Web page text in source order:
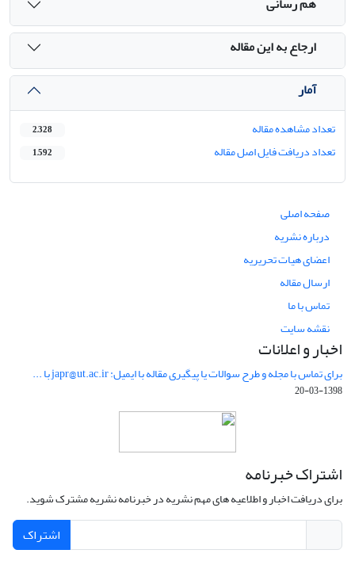
ارجاع به این مقاله
آمار
تعداد مشاهده مقاله 2,328
تعداد دریافت فایل اصل مقاله 1,592
صفحه اصلی
درباره نشریه
اعضای هیات تحریریه
ارسال مقاله
تماس با ما
نقشه سایت
اخبار و اعلانات
برای تماس با مجله و طرح سوالات یا پیگیری مقاله با ایمیل: japr@ut.ac.ir با ...
1398-03-20
اشتراک خبرنامه
برای دریافت اخبار و اطلاعیه های مهم نشریه در خبرنامه نشریه مشترک شوید.
اشتراک